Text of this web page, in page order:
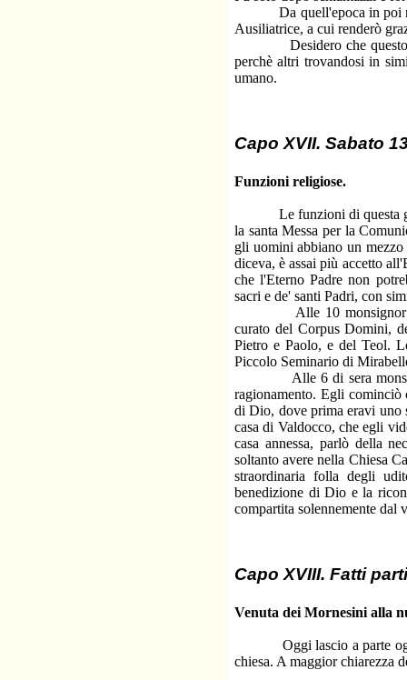
Da quell'epoca in poi non
Ausiliatrice, a cui renderò
Desidero che questo
perchè altri trovandosi in
umano.
Capo XVII. Sabato
Funzioni religiose.
Le funzioni di questa
la santa Messa per la
gli uomini abbiano un
diceva, è assai più accetto
che l'Eterno Padre non
sacri e de' santi Padri, con
Alle 10 monsignor
curato del Corpus Domini,
Pietro e Paolo, e del Teol.
Piccolo Seminario di
Alle 6 di sera monsig.
ragionamento. Egli cominciò
di Dio, dove prima eravi uno
casa di Valdocco, che egli
casa annessa, parlò della
soltanto avere nella Chiesa
straordinaria folla degli
benedizione di Dio e la
compartita solennemente dal
Capo XVIII. Fatti
Venuta dei Mornesini alla
Oggi lascio a parte ogni
chiesa. A maggior chiarezza